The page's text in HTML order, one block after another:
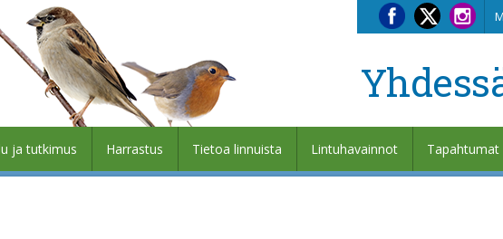
ja tutkimus Harrastus Tietoa linnuista Lintuhavainnot Tapahtumat